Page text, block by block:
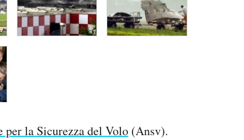
per la Sicurezza del Volo (Ansv).